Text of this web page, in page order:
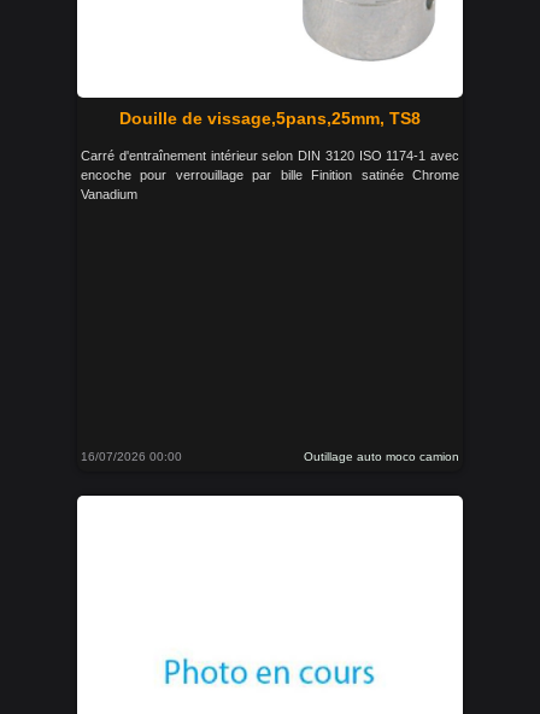
Douille de vissage,5pans,25mm, TS8
Carré d'entraînement intérieur selon DIN 3120 ISO 1174-1 avec
encoche pour verrouillage par bille Finition satinée Chrome
Vanadium
16/07/2026 00:00 Outillage auto moco camion